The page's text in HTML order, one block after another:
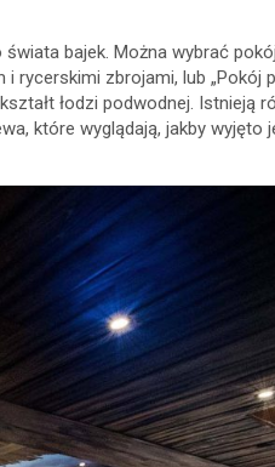
bajek. Można wybrać
rycerskimi zbrojami, lub „Pokój
łodzi podwodnej. Istnieją
które wyglądają, jakby wyjęto